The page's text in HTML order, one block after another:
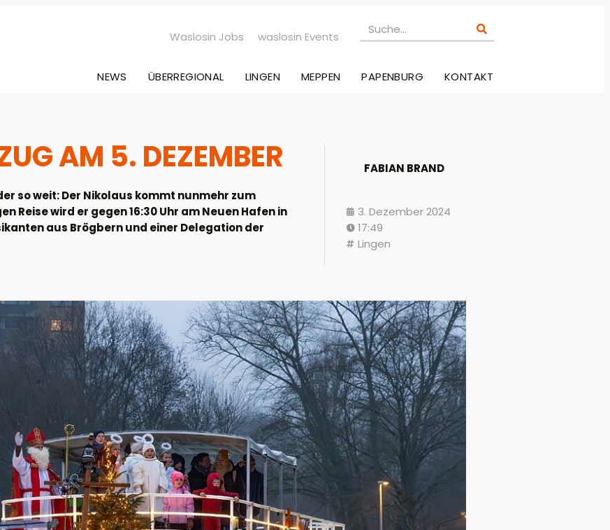
Waslosin Jobs waslosin Events
NEWS ÜBERREGIONAL LINGEN MEPPEN PAPENBURG KONTAKT
AM 5. DEZEMBER
so weit: Der Nikolaus kommt nunmehr zum
Reise wird er gegen 16:30 Uhr am Neuen Hafen in
aus Brögbern und einer Delegation der
FABIAN BRAND
3. Dezember 2024
17:49
Lingen